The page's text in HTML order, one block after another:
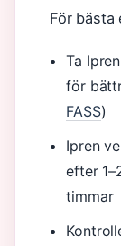
För
Ta
för
FASS)
Ipren
efter
timmar